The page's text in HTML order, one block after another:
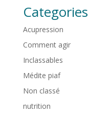
Categories
Acupression
Comment agir
Inclassables
Médite piaf
Non classé
nutrition